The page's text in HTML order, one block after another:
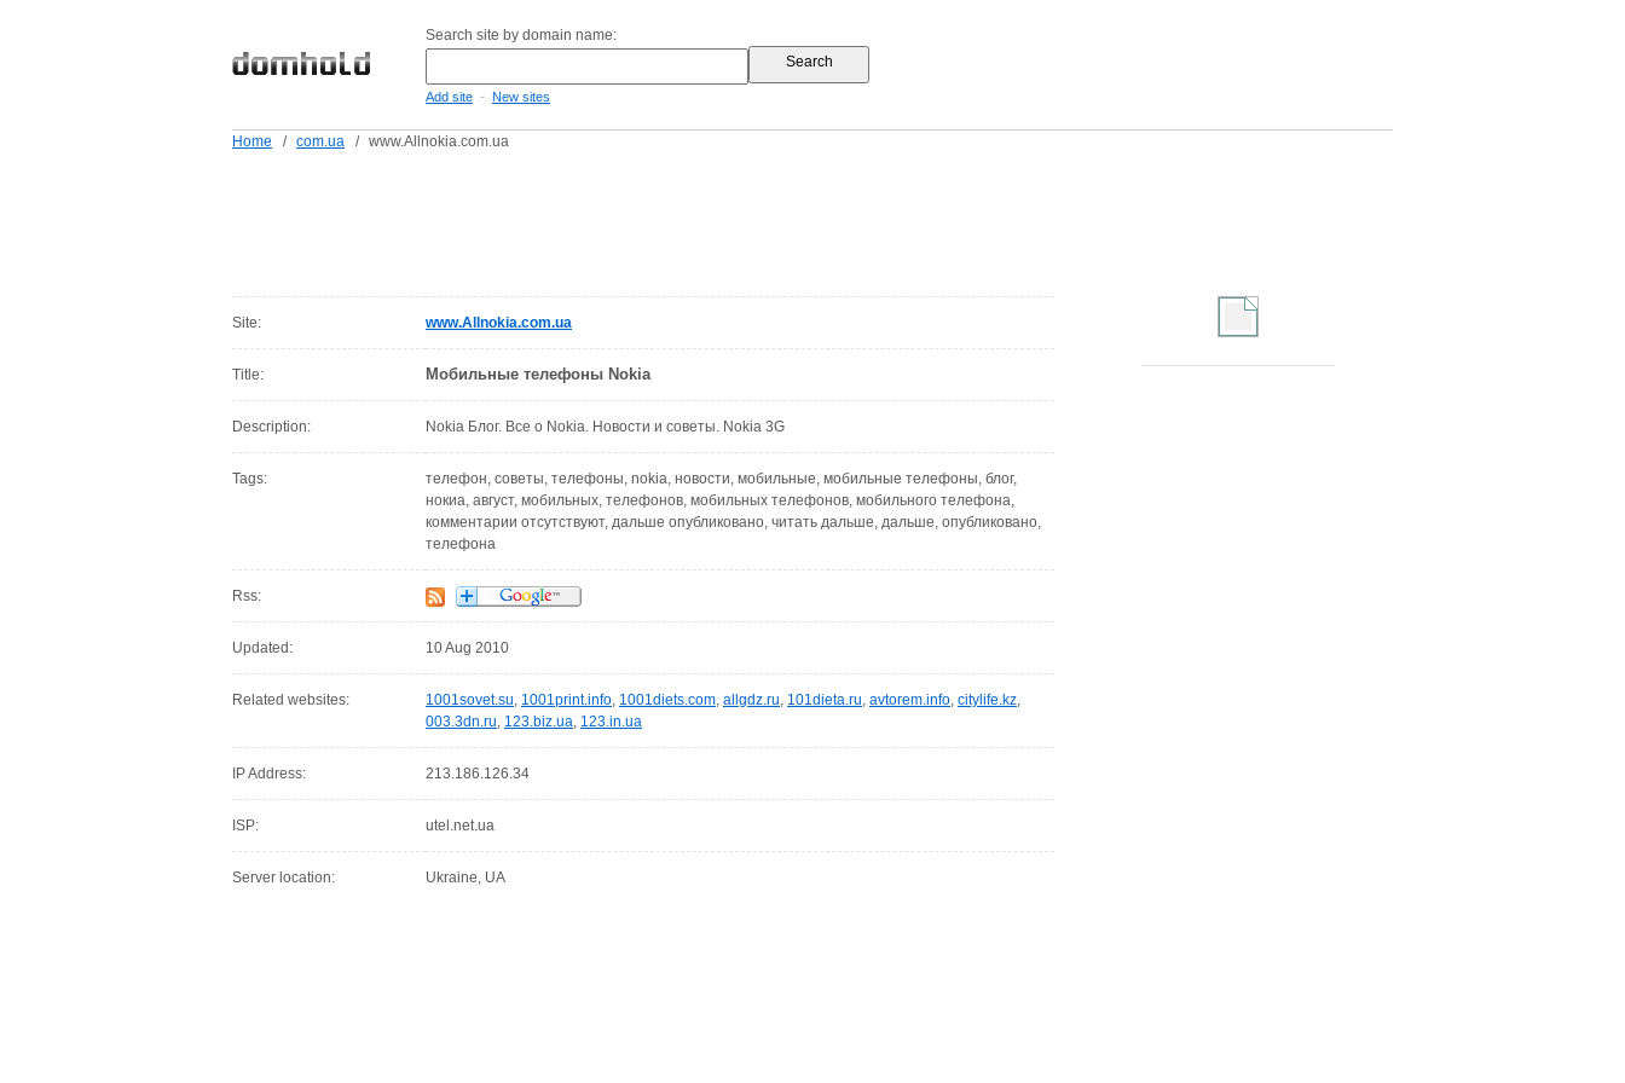
Search site by domain name:
Add site - New sites
Home / com.ua / www.Allnokia.com.ua
Site: www.Allnokia.com.ua
Title: Мобильные телефоны Nokia
Description: Nokia Блог. Все о Nokia. Новости и советы. Nokia 3G
Tags:
телефон, советы, телефоны, nokia, новости, мобильные, мобильные телефоны, блог,
нокиа, август, мобильных, телефонов, мобильных телефонов, мобильного телефона,
комментарии отсутствуют, дальше опубликовано, читать дальше, дальше, опубликовано,
телефона
Rss:
Updated: 10 Aug 2010
Related websites: 1001sovet.su, 1001print.info, 1001diets.com, allgdz.ru, 101dieta.ru, avtorem.info, citylife.kz,
003.3dn.ru, 123.biz.ua, 123.in.ua
IP Address: 213.186.126.34
ISP: utel.net.ua
Server location: Ukraine, UA